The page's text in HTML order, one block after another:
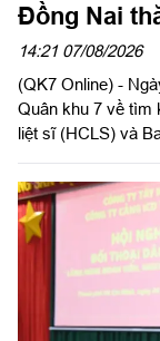
Đồng Nai
phương hỗ
liệt sĩ
14:21 07/08/2026
(QK7 Online) -
Quân khu 7 về tìm
liệt sĩ (HCLS) và
và chùa Tân Minh
các địa phương, cơ
quy tập, tìm kiếm
Minh Đức. Thiếu
Đảng ủy, Phó